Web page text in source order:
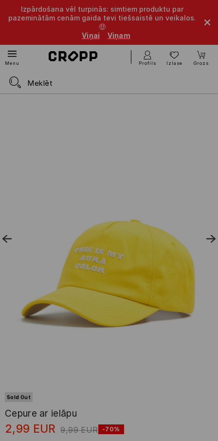
Izpārdošana vēl turpinās: simtiem produktu par
pazeminātām cenām gaida tevi tiešsaistē un veikalos.
🤑
Viņai
Viņam
Menu Profils Izlase Grozs
Sold Out
Cepure ar ielāpu
2,99 EUR 9,99 EUR -70%